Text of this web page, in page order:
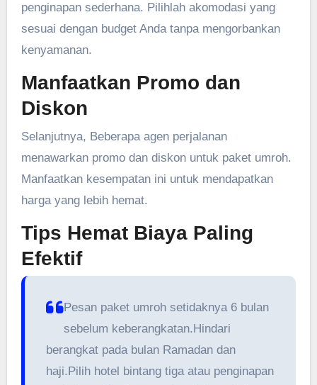
penginapan sederhana. Pilihlah akomodasi yang
sesuai dengan budget Anda tanpa mengorbankan
kenyamanan.
Manfaatkan Promo dan
Diskon
Selanjutnya, Beberapa agen perjalanan
menawarkan promo dan diskon untuk paket umroh.
Manfaatkan kesempatan ini untuk mendapatkan
harga yang lebih hemat.
Tips Hemat Biaya Paling
Efektif
Pesan paket umroh setidaknya 6 bulan
sebelum keberangkatan.Hindari
berangkat pada bulan Ramadan dan
haji.Pilih hotel bintang tiga atau penginapan